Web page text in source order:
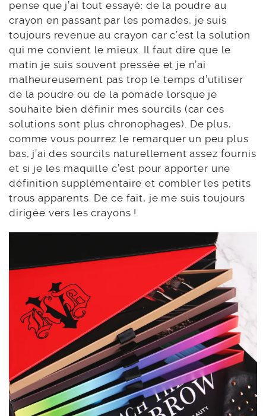
pense que j’ai tout essayé: de la poudre au
crayon en passant par les pomades, je suis
toujours revenue au crayon car c’est la solution
qui me convient le mieux. Il faut dire que le
matin je suis souvent pressée et je n’ai
malheureusement pas trop le temps d’utiliser
de la poudre ou de la pomade lorsque je
souhaite bien définir mes sourcils (car ces
solutions sont plus chronophages). De plus,
comme vous pourrez le remarquer un peu plus
bas, j’ai des sourcils naturellement assez fournis
et si je les maquille c’est pour apporter une
définition supplémentaire et combler les petits
trous apparents. De ce fait, je me suis toujours
dirigée vers les crayons !